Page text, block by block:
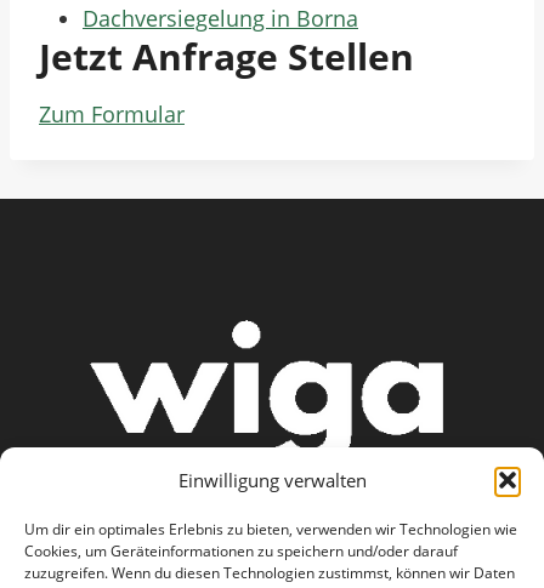
Einwilligung verwalten
Um dir ein optimales Erlebnis zu bieten, verwenden wir Technologien wie
Cookies, um Geräteinformationen zu speichern und/oder darauf
zuzugreifen. Wenn du diesen Technologien zustimmst, können wir Daten
Dachversiegelung in Borna
Jetzt Anfrage Stellen
Zum Formular